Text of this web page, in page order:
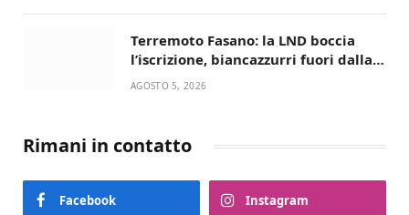
Terremoto Fasano: la LND boccia
l’iscrizione, biancazzurri fuori dalla
Serie D
AGOSTO 5, 2026
Rimani in contatto
Facebook Instagram